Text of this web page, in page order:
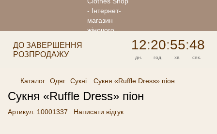
ДО ЗАВЕРШЕННЯ
РОЗПРОДАЖУ
12:20:55:48
дн. год. хв. сек.
Каталог Одяг Сукні Сукня «Ruffle Dress» піон
Сукня «Ruffle Dress» піон
Артикул: 10001337 Написати відгук